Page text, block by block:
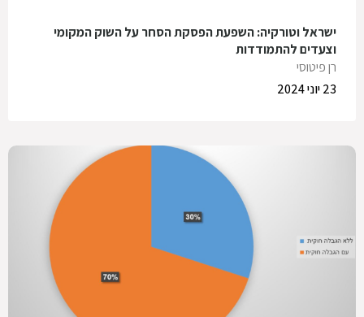
ישראל וטורקיה: השפעת הפסקת הסחר על השוק המקומי
וצעדים להתמודדות
רן פיטוסי
23 יוני 2024